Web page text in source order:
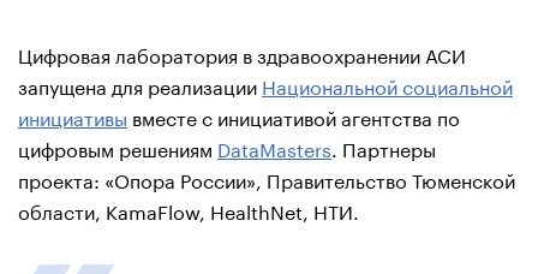
Цифровая лаборатория в здравоохранении АСИ
запущена для реализации Национальной социальной
инициативы вместе с инициативой агентства по
цифровым решениям DataMasters . Партнеры
проекта: «Опора России», Правительство Тюменской
области, KamaFlow, HealthNet, НТИ.